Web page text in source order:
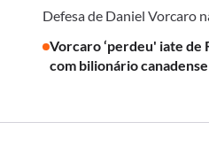
Defesa de Daniel Vorcaro
Vorcaro ‘perdeu' iate de
com bilionário canadense